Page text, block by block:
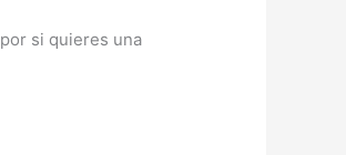
si quieres una